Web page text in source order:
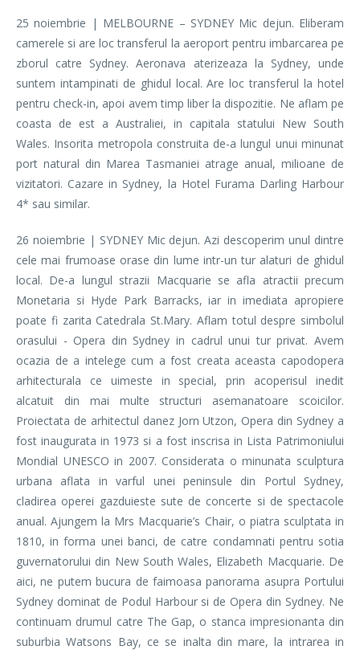
25 noiembrie | MELBOURNE – SYDNEY Mic dejun. Eliberam
camerele si are loc transferul la aeroport pentru imbarcarea pe
zborul catre Sydney. Aeronava aterizeaza la Sydney, unde
suntem intampinati de ghidul local. Are loc transferul la hotel
pentru check-in, apoi avem timp liber la dispozitie. Ne aflam pe
coasta de est a Australiei, in capitala statului New South
Wales. Insorita metropola construita de-a lungul unui minunat
port natural din Marea Tasmaniei atrage anual, milioane de
vizitatori. Cazare in Sydney, la Hotel Furama Darling Harbour
4* sau similar.
26 noiembrie | SYDNEY Mic dejun. Azi descoperim unul dintre
cele mai frumoase orase din lume intr-un tur alaturi de ghidul
local. De-a lungul strazii Macquarie se afla atractii precum
Monetaria si Hyde Park Barracks, iar in imediata apropiere
poate fi zarita Catedrala St.Mary. Aflam totul despre simbolul
orasului - Opera din Sydney in cadrul unui tur privat. Avem
ocazia de a intelege cum a fost creata aceasta capodopera
arhitecturala ce uimeste in special, prin acoperisul inedit
alcatuit din mai multe structuri asemanatoare scoicilor.
Proiectata de arhitectul danez Jorn Utzon, Opera din Sydney a
fost inaugurata in 1973 si a fost inscrisa in Lista Patrimoniului
Mondial UNESCO in 2007. Considerata o minunata sculptura
urbana aflata in varful unei peninsule din Portul Sydney,
cladirea operei gazduieste sute de concerte si de spectacole
anual. Ajungem la Mrs Macquarie’s Chair, o piatra sculptata in
1810, in forma unei banci, de catre condamnati pentru sotia
guvernatorului din New South Wales, Elizabeth Macquarie. De
aici, ne putem bucura de faimoasa panorama asupra Portului
Sydney dominat de Podul Harbour si de Opera din Sydney. Ne
continuam drumul catre The Gap, o stanca impresionanta din
suburbia Watsons Bay, ce se inalta din mare, la intrarea in